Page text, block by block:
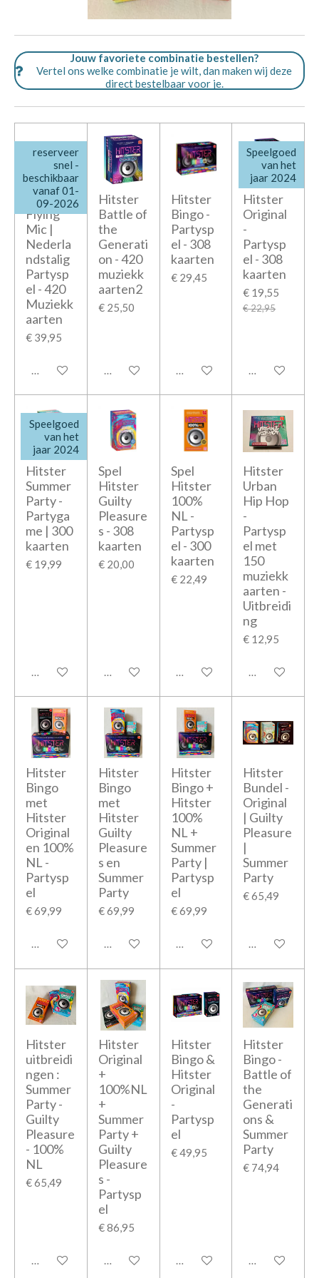
Jouw favoriete combinatie bestellen?
Vertel ons welke combinatie je wilt, dan maken wij deze
direct bestelbaar voor je.
reserveer
snel -
beschikbaar
vanaf 01-
09-2026
Hitster -
Flying
Mic |
Nederla
ndstalig
Partysp
el - 420
Muziekk
aarten
€ 39,95
In winkelwagen
Hitster
Battle of
the
Generati
on - 420
muziekk
aarten2
€ 25,50
In winkelwagen
Hitster
Bingo -
Partysp
el - 308
kaarten
€ 29,45
In winkelwagen
Speelgoed
van het
jaar 2024
Hitster
Original
-
Partysp
el - 308
kaarten
€ 19,55
€ 22,95
In
Speelgoed
van het
jaar 2024
Hitster
Summer
Party -
Partyga
me | 300
kaarten
€ 19,99
In winkelwagen
Spel
Hitster
Guilty
Pleasure
s - 308
kaarten
€ 20,00
In winkelwagen
Spel
Hitster
100%
NL -
Partysp
el - 300
kaarten
€ 22,49
In winkelwagen
Hitster
Urban
Hip Hop
-
Partysp
el met
150
muziekk
aarten -
Uitbreidi
ng
€ 12,95
In
Hitster
Bingo
met
Hitster
Original
en 100%
NL -
Partysp
el
€ 69,99
In winkelwagen
Hitster
Bingo
met
Hitster
Guilty
Pleasure
s en
Summer
Party
€ 69,99
In winkelwagen
Hitster
Bingo +
Hitster
100%
NL +
Summer
Party |
Partysp
el
€ 69,99
In winkelwagen
Hitster
Bundel -
Original
| Guilty
Pleasure
|
Summer
Party
€ 65,49
In
Hitster
uitbreidi
ngen :
Summer
Party -
Guilty
Pleasure
- 100%
NL
€ 65,49
In winkelwagen
Hitster
Original
+
100%NL
+
Summer
Party +
Guilty
Pleasure
s -
Partysp
el
€ 86,95
In winkelwagen
Hitster
Bingo &
Hitster
Original
-
Partysp
el
€ 49,95
In winkelwagen
Hitster
Bingo -
Battle of
the
Generati
ons &
Summer
Party
€ 74,94
In